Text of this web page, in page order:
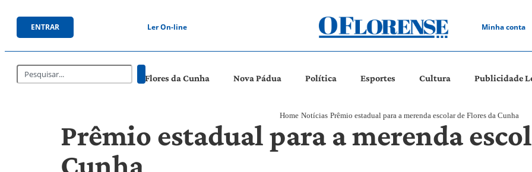
ENTRAR Ler On-line Minha conta
Flores da Cunha Nova Pádua Política Esportes Cultura Publicidade
Home Notícias Prêmio estadual para a merenda escolar de Flores da Cunha
Prêmio estadual para a merenda
Cunha